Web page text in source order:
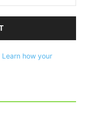
Learn how your